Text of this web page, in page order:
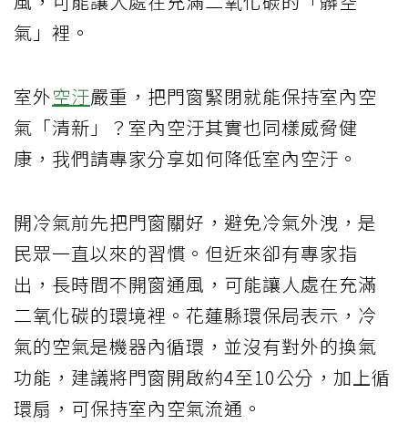
氣」裡。
室外空汙嚴重，把門窗緊閉就能保持室內空
氣「清新」？室內空汙其實也同樣威脅健
康，我們請專家分享如何降低室內空汙。
開冷氣前先把門窗關好，避免冷氣外洩，是
民眾一直以來的習慣。但近來卻有專家指
出，長時間不開窗通風，可能讓人處在充滿
二氧化碳的環境裡。花蓮縣環保局表示，冷
氣的空氣是機器內循環，並沒有對外的換氣
功能，建議將門窗開啟約4至10公分，加上循
環扇，可保持室內空氣流通。